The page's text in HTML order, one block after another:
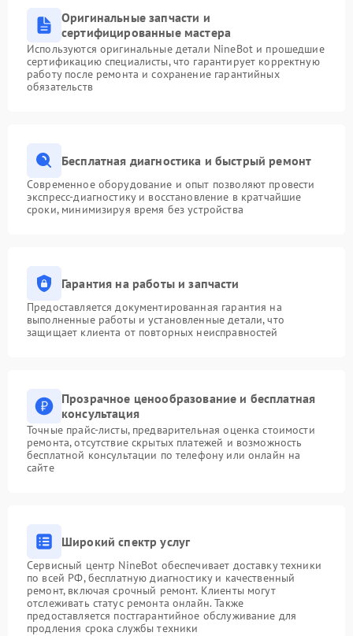
Оригинальные запчасти и
сертифицированные мастера
Используются оригинальные детали NineBot и прошедшие
сертификацию специалисты, что гарантирует корректную
работу после ремонта и сохранение гарантийных
обязательств
Бесплатная диагностика и быстрый ремонт
Современное оборудование и опыт позволяют провести
экспресс-диагностику и восстановление в кратчайшие
сроки, минимизируя время без устройства
Гарантия на работы и запчасти
Предоставляется документированная гарантия на
выполненные работы и установленные детали, что
защищает клиента от повторных неисправностей
Прозрачное ценообразование и бесплатная
консультация
Точные прайс-листы, предварительная оценка стоимости
ремонта, отсутствие скрытых платежей и возможность
бесплатной консультации по телефону или онлайн на
сайте
Широкий спектр услуг
Сервисный центр NineBot обеспечивает доставку техники
по всей РФ, бесплатную диагностику и качественный
ремонт, включая срочный ремонт. Клиенты могут
отслеживать статус ремонта онлайн. Также
предоставляется постгарантийное обслуживание для
продления срока службы техники